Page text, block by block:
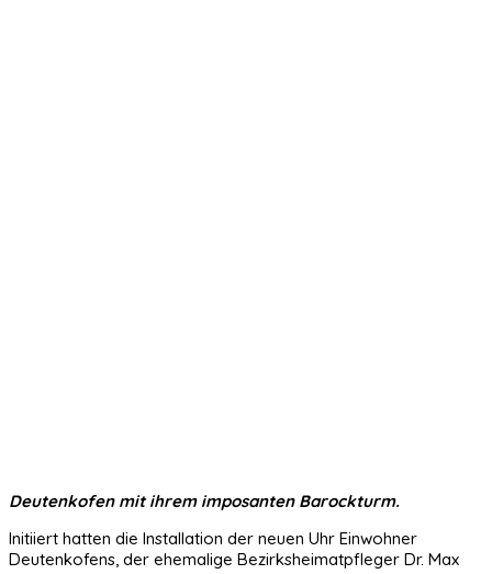
Deutenkofen mit ihrem imposanten Barockturm.
Initiiert hatten die Installation der neuen Uhr Einwohner
Deutenkofens, der ehemalige Bezirksheimatpfleger Dr. Max